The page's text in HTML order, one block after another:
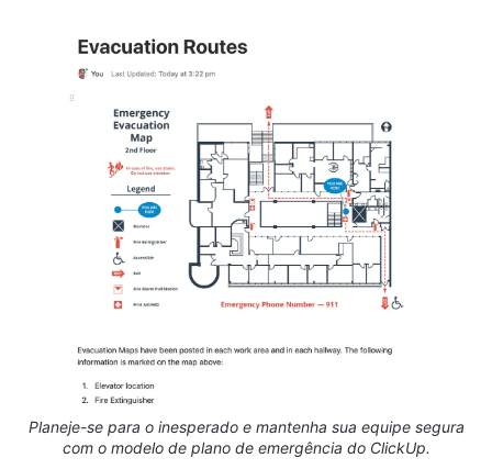
Planeje-se para o inesperado e mantenha sua equipe segura
com o modelo de plano de emergência do ClickUp.